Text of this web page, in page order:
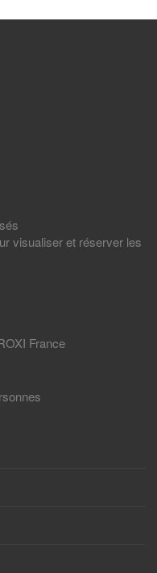
visualiser et réserver les
France